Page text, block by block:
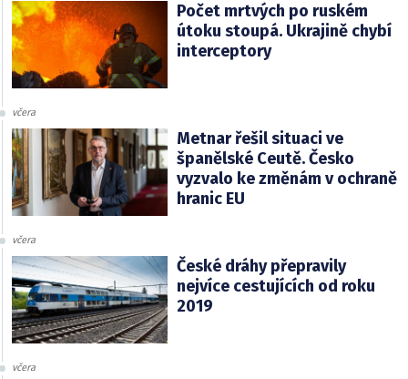
Počet mrtvých po ruském
útoku stoupá. Ukrajině chybí
interceptory
včera
Metnar řešil situaci ve
španělské Ceutě. Česko
vyzvalo ke změnám v ochraně
hranic EU
včera
České dráhy přepravily
nejvíce cestujících od roku
2019
včera